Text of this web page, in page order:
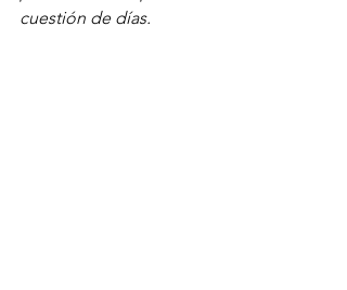
cuestión de días.